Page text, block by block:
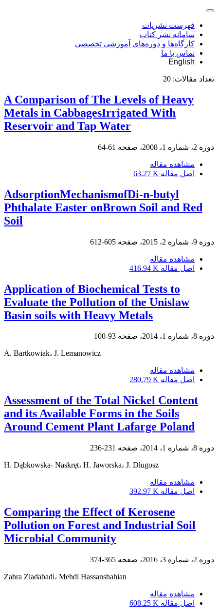
فهرست نشریات
سامانه نشر کتاب
کارگاه‌ها و دوره‌های آموزشی تخصصی
تماس با ما
English
تعداد مقالات: 20
A Comparison of The Levels of Heavy
Metals in CabbagesIrrigated With
Reservoir and Tap Water
دوره 2، شماره 1، 2008، صفحه 61-64
مشاهده مقاله
اصل مقاله 63.27 K
AdsorptionMechanismofDi-n-butyl
Phthalate Easter onBrown Soil and Red
Soil
دوره 9، شماره 2، 2015، صفحه 605-612
مشاهده مقاله
اصل مقاله 416.94 K
Application of Biochemical Tests to
Evaluate the Pollution of the Unislaw
Basin soils with Heavy Metals
دوره 8، شماره 1، 2014، صفحه 93-100
A. Bartkowiak، J. Lemanowicz
مشاهده مقاله
اصل مقاله 280.79 K
Assessment of the Total Nickel Content
and its Available Forms in the Soils
Around Cement Plant Lafarge Poland
دوره 8، شماره 1، 2014، صفحه 231-236
H. Dąbkowska- Naskręt، H. Jaworska، J. Długosz
مشاهده مقاله
اصل مقاله 392.97 K
Comparing the Effect of Kerosene
Pollution on Forest and Industrial Soil
Microbial Community
دوره 2، شماره 3، 2016، صفحه 365-374
Zahra Ziadabadi، Mehdi Hassanshahian
مشاهده مقاله
اصل مقاله 608.25 K